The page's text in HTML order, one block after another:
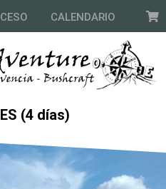
CALENDARIO
(4 días)